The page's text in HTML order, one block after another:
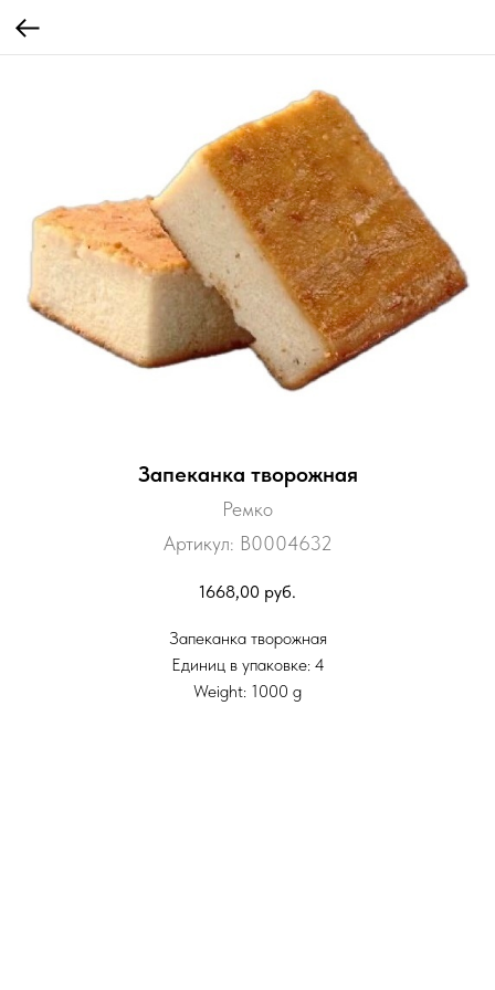
Запеканка творожная
Ремко
Артикул: В0004632
1668,00 руб.
Запеканка творожная
Единиц в упаковке: 4
Weight: 1000 g